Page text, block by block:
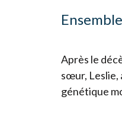
Après le
sœur, Leslie,
génétique